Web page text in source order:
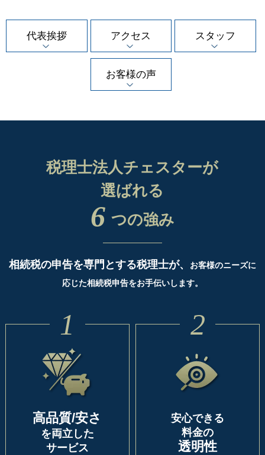
代表挨拶 アクセス スタッフ
お客様の声
税理士法人チェスターが
選ばれる
6 つの強み
相続税の申告を専門とする税理士が、
お客様のニーズに
応じた相続税申告をお手伝いします。
1
高品質/安さ
を両立した
サービス
2
安心できる
料金の
透明性